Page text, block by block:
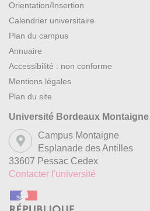
Orientation/Insertion
Calendrier universitaire
Plan du campus
Annuaire
Accessibilité : non conforme
Mentions légales
Plan du site
Université Bordeaux Montaigne
Campus Montaigne
Esplanade des Antilles
33607 Pessac Cedex
Contacter l'université